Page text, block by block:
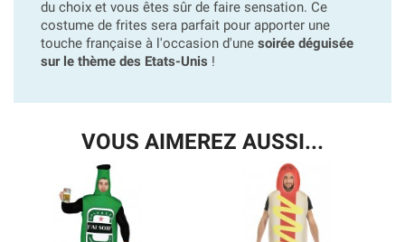
du choix et vous êtes sûr de faire sensation. Ce
costume de frites sera parfait pour apporter une
touche française à l'occasion d'une soirée déguisée
sur le thème des Etats-Unis !
VOUS AIMEREZ AUSSI...